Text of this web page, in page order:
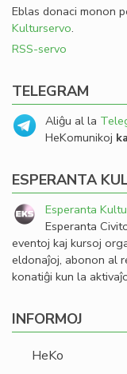
Eblas donaci monon
Kulturservo.
RSS-servo
TELEGRAM
Aliĝu al la
HeKomunikoj
ESPERANTA
Esperanta
Esperanta
eventoj kaj kursoj
eldonaĵoj, abonon al
konatiĝi kun la
INFORMOJ
HeKo